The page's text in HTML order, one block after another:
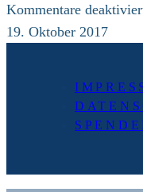
Kommentare
19. Oktober 2017